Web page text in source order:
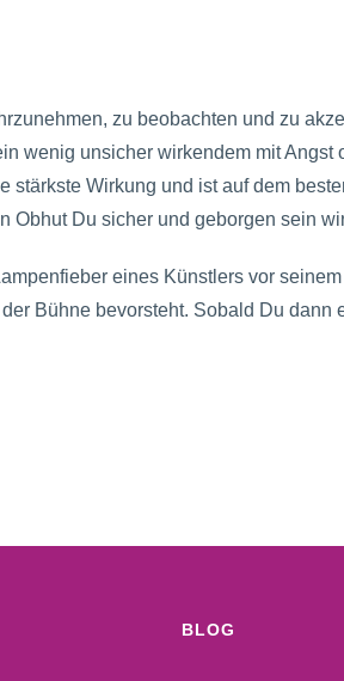
zu beobachten und zu
wenig unsicher wirkendem mit
Wirkung und ist auf dem
Obhut Du sicher und geborgen sein
eines Künstlers vor
Bühne bevorsteht. Sobald Du
BLOG